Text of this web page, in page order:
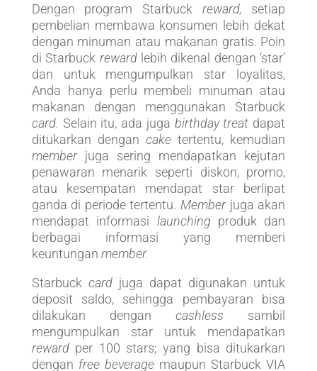
Dengan program Starbuck reward, setiap
pembelian membawa konsumen lebih dekat
dengan minuman atau makanan gratis. Poin
di Starbuck rewardlebih dikenal dengan ‘star’
dan untuk mengumpulkan star loyalitas,
Anda hanya perlu membeli minuman atau
makanan dengan menggunakan Starbuck
card. Selain itu, ada juga birthday treat dapat
ditukarkan dengan caketertentu, kemudian
memberjuga sering mendapatkan kejutan
penawaran menarik seperti diskon, promo,
atau kesempatan mendapat star berlipat
ganda di periode tertentu. Memberjuga akan
mendapat informasi launching produk dan
berbagai informasi yang memberi
keuntungan member.
Starbuck cardjuga dapat digunakan untuk
deposit saldo, sehingga pembayaran bisa
dilakukan dengancashless sambil
mengumpulkan star untuk mendapatkan
rewardper 100 stars; yang bisa ditukarkan
dengan free beveragemaupun Starbuck VIA